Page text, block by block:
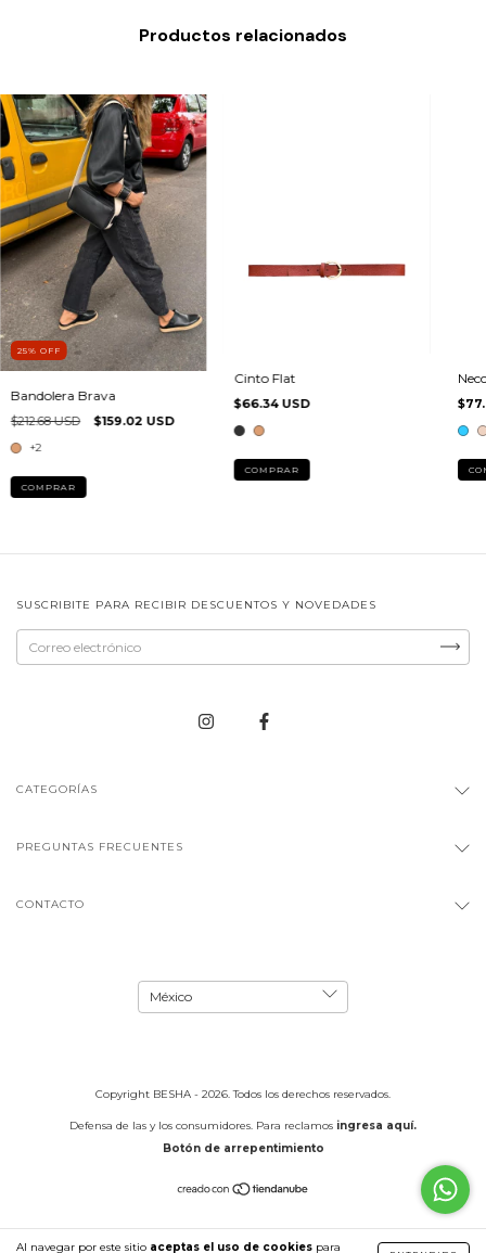
Al navegar por este sitio aceptas el uso de cookies para
Productos relacionados
25% OFF
Bandolera Brava
$212.68 USD $159.02 USD
+2
COMPRAR
Cinto Flat
$66.34 USD
COMPRAR
SUSCRIBITE PARA RECIBIR DESCUENTOS Y NOVEDADES
CATEGORÍAS
PREGUNTAS FRECUENTES
CONTACTO
Copyright BESHA - 2026. Todos los derechos reservados.
Defensa de las y los consumidores. Para reclamos ingresa aquí.
Botón de arrepentimiento